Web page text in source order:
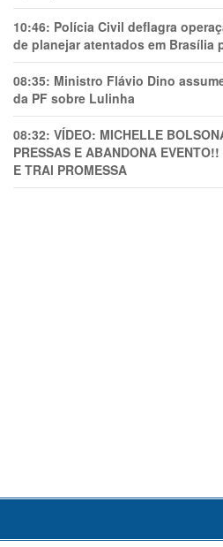
10:46: Polícia Civil deflagra
de planejar atentados em Brasília
08:35: Ministro Flávio Dino
da PF sobre Lulinha
08:32: VÍDEO: MICHELLE
PRESSAS E ABANDONA
E TRAl PROMESSA